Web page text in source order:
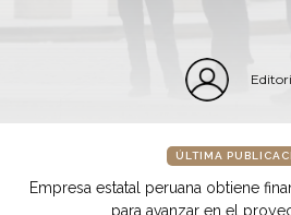
ÚLTIMA
Empresa estatal peruana obtiene
para avanzar en el